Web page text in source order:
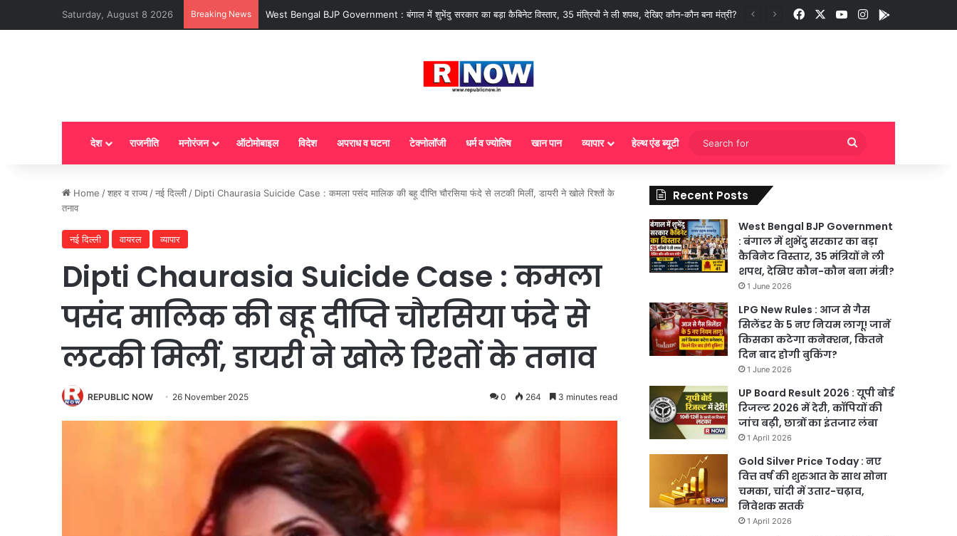
Saturday, August 8 2026 Breaking News LPG New Rules : आज से गैस सिलेंडर के 5 नए नियम लागू! जानें किसका कटेगा कनेक्शन, कितने दिन बाद होगी बुकिंग? FacebookYouTubeInstagram
देश राजनीति मनोरंजन ऑटोमोबाइल विदेश अपराध व घटना टेक्नोलॉजी धर्म व ज्योतिष खान पान व्यापार हेल्थ एंड ब्यूटी
Search
for
Home /शहर व राज्य /नई दिल्ली / Dipti Chaurasia Suicide Case : कमला पसंद मालिक की बहू दीप्ति चौरसिया फंदे से लटकी मिलीं, डायरी ने खोले रिश्तों के
तनाव
नई दिल्ली वायरल व्यापार
Dipti Chaurasia Suicide Case : कमला
पसंद मालिक की बहू दीप्ति चौरसिया फंदे से
लटकी मिलीं, डायरी ने खोले रिश्तों के तनाव
REPUBLIC NOW 26 November 2025 0 264 3 minutes read
Recent Posts
West Bengal BJP Government
: बंगाल में शुभेंदु सरकार का बड़ा
कैबिनेट विस्तार, 35 मंत्रियों ने ली
शपथ, देखिए कौन-कौन बना मंत्री?
1 June 2026
LPG New Rules : आज से गैस
सिलेंडर के 5 नए नियम लागू! जानें
किसका कटेगा कनेक्शन, कितने
दिन बाद होगी बुकिंग?
1 June 2026
UP Board Result 2026 : यूपी बोर्ड
रिजल्ट 2026 में देरी, कॉपियों की
जांच बढ़ी, छात्रों का इंतजार लंबा
1 April 2026
Gold Silver Price Today : नए
वित्त वर्ष की शुरुआत के साथ सोना
चमका, चांदी में उतार-चढ़ाव,
निवेशक सतर्क
1 April 2026